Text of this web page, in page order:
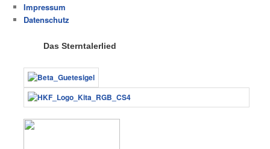
Impressum
Datenschutz
Das Sterntalerlied